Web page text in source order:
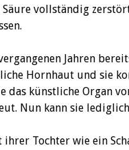
vollständig
Jahren
Hornhaut und sie
das künstliche Organ
Nun kann sie
Tochter wie ein